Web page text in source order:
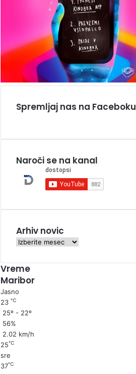
Spremljaj nas na Faceboku
Naroči se na kanal
Arhiv novic
A
h
i
v
n
c
Vreme
Maribor
Jasno
23 ℃
25º - 22º
56%
2.02 km/h
25℃
sre
37℃